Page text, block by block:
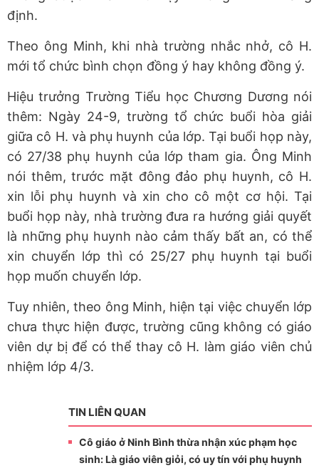
định.
Theo ông Minh, khi nhà trường nhắc nhở, cô H.
mới tổ chức bình chọn đồng ý hay không đồng ý.
Hiệu trưởng Trường Tiểu học Chương Dương nói
thêm: Ngày 24-9, trường tổ chức buổi hòa giải
giữa cô H. và phụ huynh của lớp. Tại buổi họp này,
có 27/38 phụ huynh của lớp tham gia. Ông Minh
nói thêm, trước mặt đông đảo phụ huynh, cô H.
xin lỗi phụ huynh và xin cho cô một cơ hội. Tại
buổi họp này, nhà trường đưa ra hướng giải quyết
là những phụ huynh nào cảm thấy bất an, có thể
xin chuyển lớp thì có 25/27 phụ huynh tại buổi
họp muốn chuyển lớp.
Tuy nhiên, theo ông Minh, hiện tại việc chuyển lớp
chưa thực hiện được, trường cũng không có giáo
viên dự bị để có thể thay cô H. làm giáo viên chủ
nhiệm lớp 4/3.
TIN LIÊN QUAN
Cô giáo ở Ninh Bình thừa nhận xúc phạm học
sinh: Là giáo viên giỏi, có uy tín với phụ huynh